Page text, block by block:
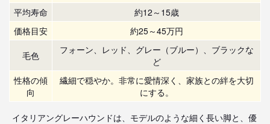
平均寿命
約12～15歳
価格目安
約25～45万円
毛色
フォーン、レッド、グレー（ブルー）、ブラックな
ど
性格の傾
向
繊細で穏やか。非常に愛情深く、家族との絆を大切
にする。
イタリアングレーハウンドは、モデルのような細く長い脚と、優